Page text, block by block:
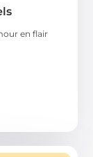
en flair